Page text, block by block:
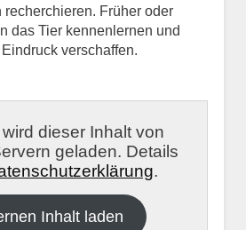
recherchieren. Früher oder
das Tier kennenlernen und
verschaffen.
dieser Inhalt von
geladen. Details
.
Inhalt laden